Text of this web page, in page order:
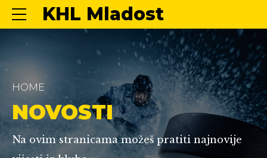
KHL Mladost
HOME
NOVOSTI
Na ovim stranicama možeš pratiti najnovije